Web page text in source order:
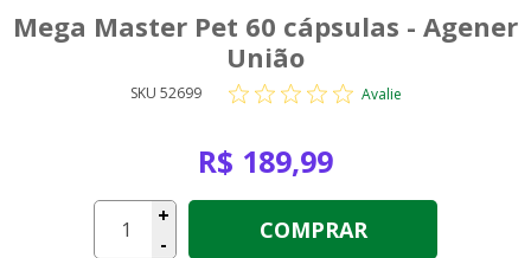
Mega Master Pet 60 cápsulas - Agener
União
SKU 52699 Avalie
R$ 189,99
+
-
COMPRAR